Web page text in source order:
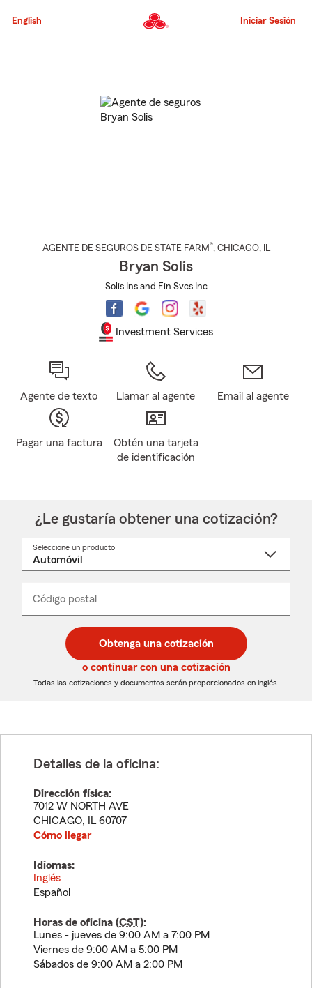
al
principal
English Iniciar Sesión
AGENTE DE SEGUROS DE STATE FARM®, CHICAGO, IL
Bryan Solis
Solis Ins and Fin Svcs Inc
Investment Services
Agente de texto Llamar al agente Email al agente
Pagar una factura
Obtén una tarjeta
de identificación
¿Le gustaría obtener una cotización?
Seleccione un producto
desplegable
Código postal
de
5
dígitos
de
5
dígitos
_____
Obtenga una cotización
o continuar con una cotización
Todas las cotizaciones y documentos serán proporcionados en inglés.
Detalles de la oficina:
Dirección física:
7012 W NORTH AVE
CHICAGO, IL 60707
Cómo llegar
Idiomas:
Inglés
Español
Horas de oficina (CST):
Lunes - jueves de 9:00 AM a 7:00 PM
Viernes de 9:00 AM a 5:00 PM
Sábados de 9:00 AM a 2:00 PM